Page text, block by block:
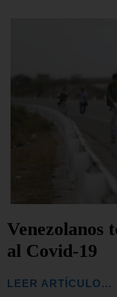
Venezolanos
al Covid-19
LEER ARTÍCULO...